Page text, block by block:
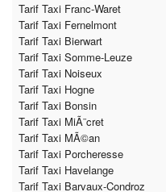
Tarif Taxi Franc-Waret
Tarif Taxi Fernelmont
Tarif Taxi Bierwart
Tarif Taxi Somme-Leuze
Tarif Taxi Noiseux
Tarif Taxi Hogne
Tarif Taxi Bonsin
Tarif Taxi MiÃ¨cret
Tarif Taxi MÃ©an
Tarif Taxi Porcheresse
Tarif Taxi Havelange
Tarif Taxi Barvaux-Condroz